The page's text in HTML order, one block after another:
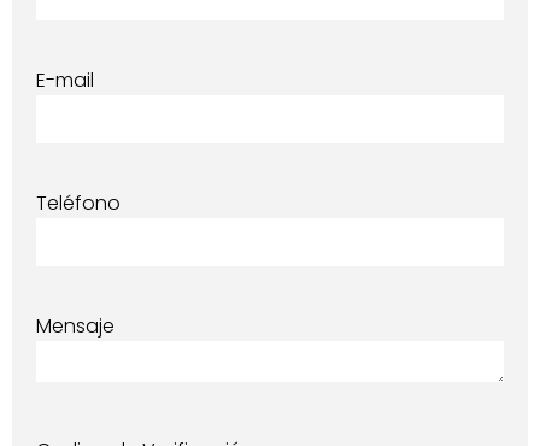
E-mail
Teléfono
Mensaje